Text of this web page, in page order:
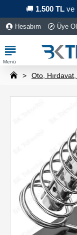
🚚 1.500 TLve
Hesabım Üye Ol
Oto,